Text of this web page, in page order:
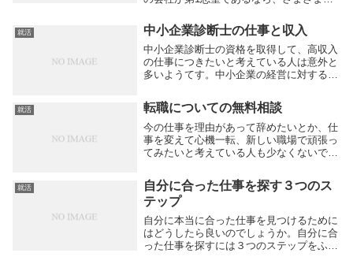
が、第二希望以降の企業の場合、特段質問
と言われても出てこないというケースもあ
るでしょう。質...
就活 中小企業診断士の仕事と収入
中小企業診断士の資格を取得して、高収入
の仕事につきたいと考えている人は意外と
多いようてす。中小企業の経営に対するコ
診断士といいます。その企業のより一層の
成長のために必要なことを分析します。国
家資格の合格...
就活 転職についての無料相談
今の仕事を理由があって辞めたいとか、仕
事を変えて心機一転、新しい職場で頑張っ
てみたいと考えている人も少なくないでし
人に相談することが難しく、一人であれこ
れと悩んでしまうものです。転職について
は、一人で考...
就活
自分に合った仕事を探す３つのス
テップ
自分に本当に合った仕事を見つけるために
はどうしたら良いのでしょうか。自分に合
った仕事を探すには３つのステップをふむ